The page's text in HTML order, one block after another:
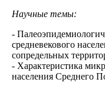
Научные темы:
-
средневекового
сопредельных
- Характеристика
населения Среднего